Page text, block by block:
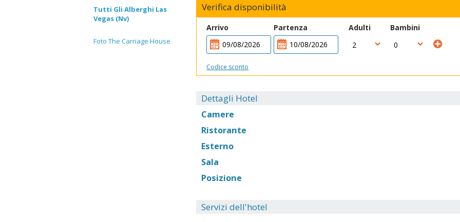
Verifica disponibilità
Arrivo Partenza Adulti Bambini
Codice sconto
Dettagli Hotel
Camere
Ristorante
Esterno
Sala
Posizione
Servizi dell'hotel
Tutti Gli Alberghi Las
Vegas (Nv)
Foto The Carriage House